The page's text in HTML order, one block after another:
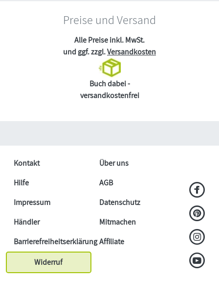
Preise und Versand
Alle Preise inkl. MwSt.
und ggf. zzgl.Versandkosten
Buch dabei -
versandkostenfrei
Kontakt
Über uns
Hilfe
AGB
Impressum
Datenschutz
Händler
Mitmachen
BarrierefreiheitserklärungAffiliate
Widerruf